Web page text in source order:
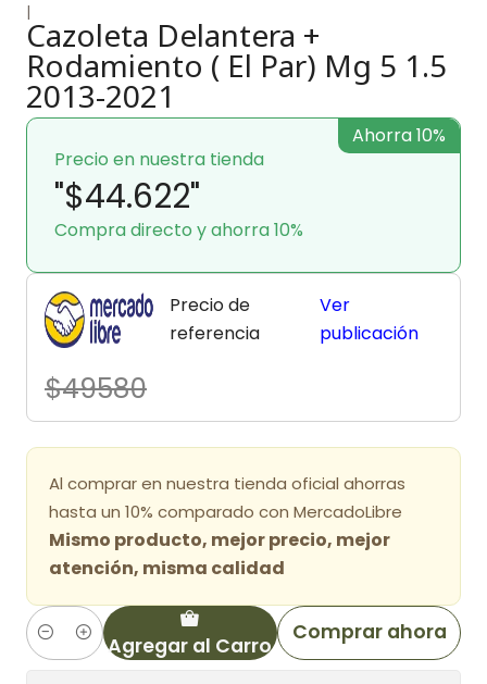
|
Cazoleta Delantera +
Rodamiento ( El Par) Mg 5 1.5
2013-2021
Precio en nuestra tienda
"$44.622"
Compra directo y ahorra 10%
Ahorra 10%
Precio de
referencia
$49580
Ver
publicación
Al comprar en nuestra tienda oficial ahorras
hasta un 10% comparado con MercadoLibre
Mismo producto, mejor precio, mejor
atención, misma calidad
Cantidad Agregar al Carro
Comprar ahora